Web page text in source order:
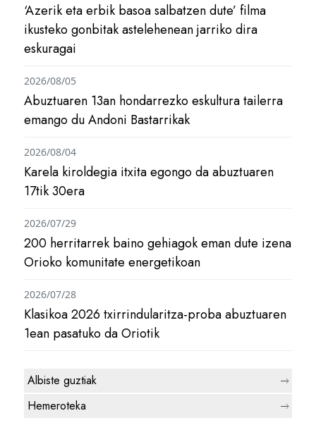
‘Azerik eta erbik basoa salbatzen dute’ filma
ikusteko gonbitak astelehenean jarriko dira
eskuragai
Abuztuaren 13an hondarrezko eskultura tailerra
emango du Andoni Bastarrikak
2026/08/05
Karela kiroldegia itxita egongo da abuztuaren
17tik 30era
2026/08/04
200 herritarrek baino gehiagok eman dute izena
Orioko komunitate energetikoan
2026/07/29
Klasikoa 2026 txirrindularitza-proba abuztuaren
1ean pasatuko da Oriotik
2026/07/28
Albiste guztiak
Hemeroteka